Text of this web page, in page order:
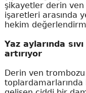
şikayetler derin
işaretleri arasında
hekim
Yaz aylarında
artırıyor
Derin ven
toplardamarlarında